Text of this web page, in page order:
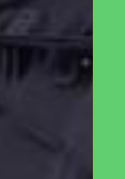
לחפור,
למניעת כניסת
למניעת בלאי
למה לקנות
טבעלו שמה